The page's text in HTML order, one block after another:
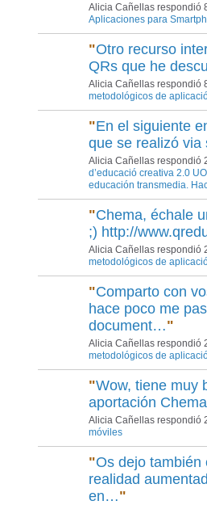
Alicia Cañellas respondió
Aplicaciones para
"Otro recurso
QRs que he
Alicia Cañellas respondió
metodológicos de
"En el siguiente
que se realizó
Alicia Cañellas respondió
d’educació creativa 2.0
educación transmedia.
"Chema, échale
;) http://
Alicia Cañellas respondió
metodológicos de
"Comparto con
hace poco me
document…"
Alicia Cañellas respondió
metodológicos de
"Wow, tiene muy
aportación
Alicia Cañellas respondió
móviles
"Os dejo
realidad
en…"